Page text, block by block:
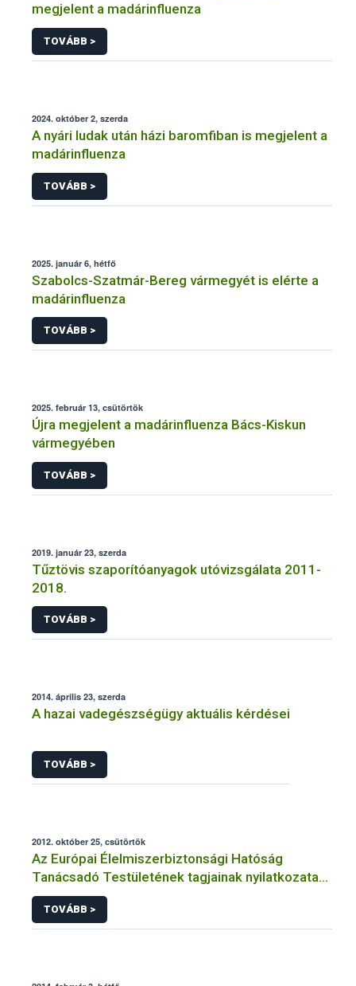
megjelent a madárinfluenza
TOVÁBB >
2024. október 2, szerda
A nyári ludak után házi baromfiban is megjelent a
madárinfluenza
TOVÁBB >
2025. január 6, hétfő
Szabolcs-Szatmár-Bereg vármegyét is elérte a
madárinfluenza
TOVÁBB >
2025. február 13, csütörtök
Újra megjelent a madárinfluenza Bács-Kiskun
vármegyében
TOVÁBB >
2019. január 23, szerda
Tűztövis szaporítóanyagok utóvizsgálata 2011-
2018.
TOVÁBB >
2014. április 23, szerda
A hazai vadegészségügy aktuális kérdései
TOVÁBB >
2012. október 25, csütörtök
Az Európai Élelmiszerbiztonsági Hatóság
Tanácsadó Testületének tagjainak nyilatkozata
az Európai Élelmiszerbiztonsági Hatóság
megalapításának 10. évfordulója alkalmából
TOVÁBB >